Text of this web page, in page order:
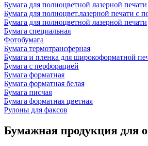
Бумага для полноцветной лазерной печати
Бумага для полноцвет.лазерной печати с
Бумага для полноцветной лазерной печати
Бумага специальная
Фотобумага
Бумага термотрансферная
Бумага и пленка для широкоформатной
Бумага с перфорацией
Бумага форматная
Бумага форматная белая
Бумага писчая
Бумага форматная цветная
Рулоны для факсов
Бумажная продукция для